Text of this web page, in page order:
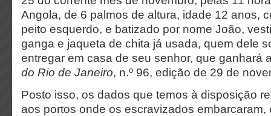
Angola, de 6 palmos de altura, idade 12 anos,
peito esquerdo, e batizado por nome João,
ganga e jaqueta de chita já usada, quem dele
entregar em casa de seu senhor, que ganhará
do Rio de Janeiro, n.º 96, edição de 29 de
Posto isso, os dados que temos à disposição
aos portos onde os escravizados embarcaram,